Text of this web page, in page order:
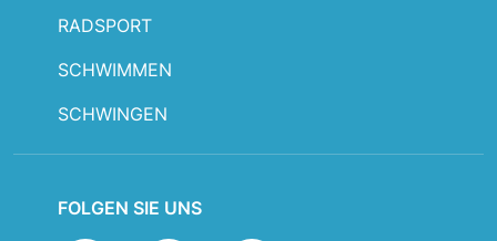
RADSPORT
SCHWIMMEN
SCHWINGEN
FOLGEN SIE UNS